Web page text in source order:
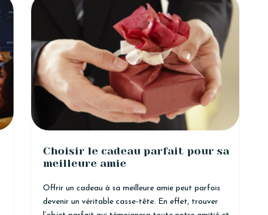
Choisir le cadeau parfait pour sa
meilleure amie
Offrir un cadeau à sa meilleure amie peut parfois
devenir un véritable casse-tête. En effet, trouver